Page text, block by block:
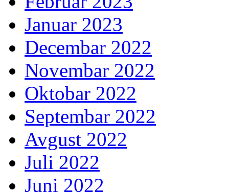
Januar 2023
Decembar 2022
Novembar 2022
Oktobar 2022
Septembar 2022
Avgust 2022
Juli 2022
Juni 2022